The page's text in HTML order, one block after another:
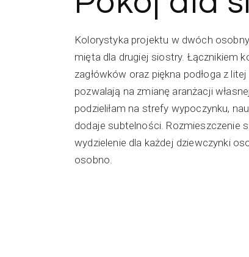
Kolorystyka projektu w dwóch
mięta dla drugiej siostry. Łącznikiem
zagłówków oraz piękna podłoga z
pozwalają na zmianę aranżacji
podzieliłam na strefy wypoczynku,
dodaje subtelności. Rozmieszczenie
wydzielenie dla każdej dziewczynki
osobno.